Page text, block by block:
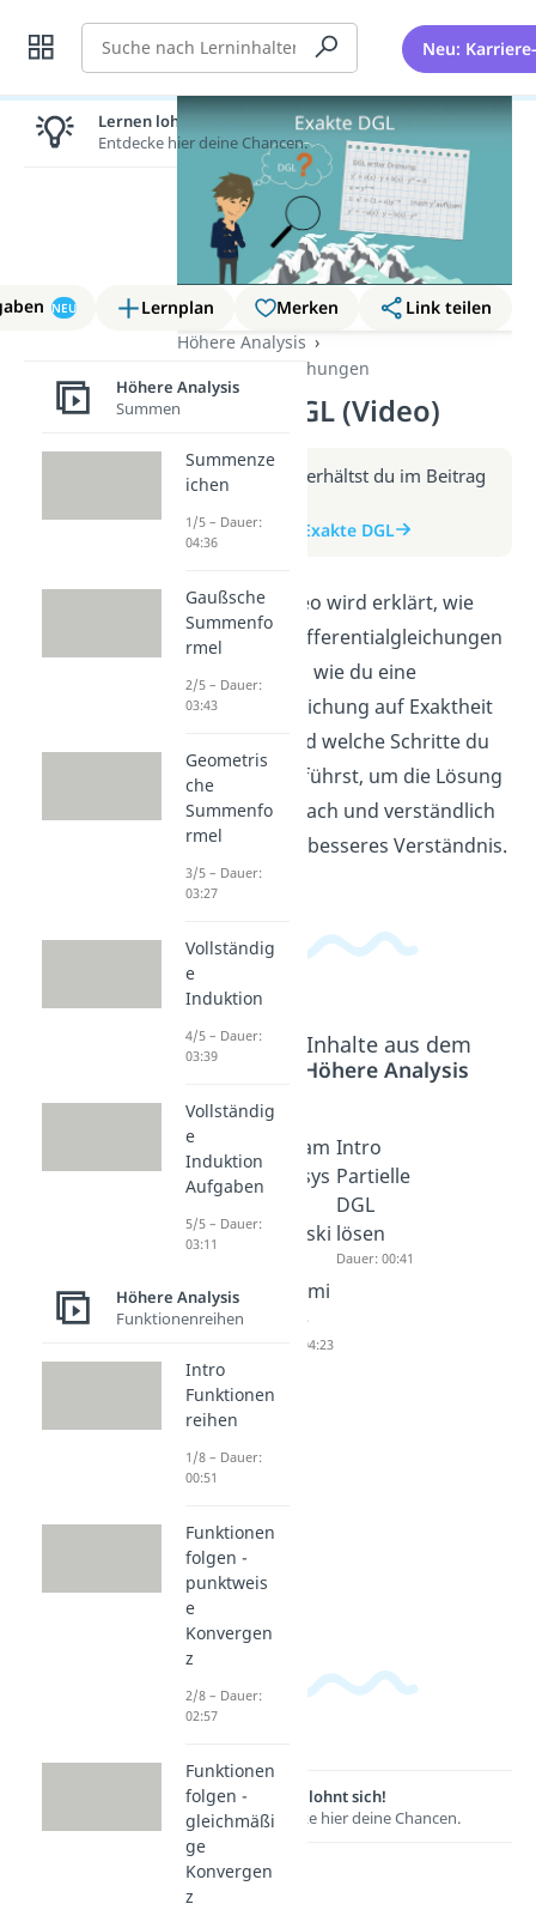
Suche Neu:
NEU Lernplan Merken
Link teilen
Höhere Analysis
Differentialgleichungen
Exakte DGL (Video)
Weitere Infos erhältst du im Beitrag
zum Beitrag: Exakte DGL
In diesem Video wird erklärt, wie
man exakte Differentialgleichungen
löst. Du lernst, wie du eine
Differentialgleichung auf Exaktheit
überprüfst und welche Schritte du
danach durchführst, um die Lösung
zu finden. Einfach und verständlich
erklärt für ein besseres Verständnis.
Beliebte Inhalte aus dem
Höhere Analysis
Transfor
mation
System
Ordnun
g
Fundam
entalsys
Wronski
Determi
nante
Dauer: 04:23
Intro
Partielle
DGL
lösen
Dauer: 00:41
Lernen lohnt sich!
Entdecke hier deine Chancen.
Lernen lohnt sich!
Entdecke hier deine Chancen.
Höhere Analysis
Summen
Summenze
ichen
1/5 – Dauer:
04:36
Gaußsche
Summenfo
rmel
2/5 – Dauer:
03:43
Geometris
che
Summenfo
rmel
3/5 – Dauer:
03:27
Vollständig
e
Induktion
4/5 – Dauer:
03:39
Vollständig
e
Induktion
Aufgaben
5/5 – Dauer:
03:11
Höhere Analysis
Funktionenreihen
Intro
Funktionen
reihen
1/8 – Dauer:
00:51
Funktionen
folgen -
punktweis
e
Konvergen
z
2/8 – Dauer:
02:57
Funktionen
folgen -
gleichmäßi
ge
Konvergen
z